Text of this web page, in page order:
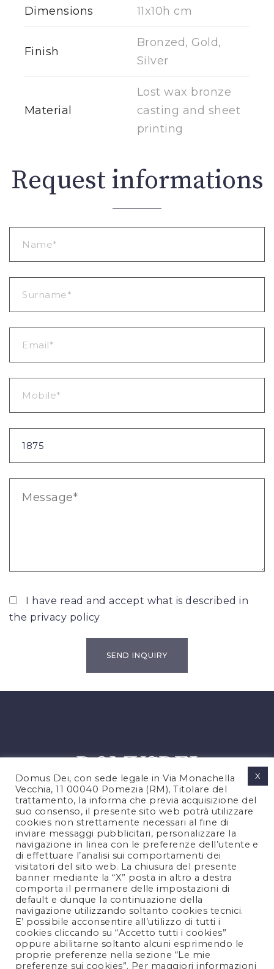
Dimensions 11x10h cm
Finish
Bronzed, Gold,
Silver
Material
Lost wax bronze
casting and sheet
printing
Request informations
I have read and accept what is described in
the privacy policy
PRIVACY POLICY
COOKIES POLICY
LEGAL NOTES
CONTACTS
FOLLOW US
Domus Dei, con sede legale in Via Monachella
Vecchia, 11 00040 Pomezia (RM), Titolare del
trattamento, la informa che previa acquisizione del
suo consenso, il presente sito web potrà utilizzare
cookies non strettamente necessari al fine di
inviare messaggi pubblicitari, personalizzare la
navigazione in linea con le preferenze dell’utente e
di effettuare l’analisi sui comportamenti dei
visitatori del sito web. La chiusura del presente
banner mediante la “X” posta in altro a destra
comporta il permanere delle impostazioni di
default e dunque la continuazione della
navigazione utilizzando soltanto cookies tecnici.
E’ possibile acconsentire all’utilizzo di tutti i
cookies cliccando su “Accetto tutti i cookies”
oppure abilitarne soltanto alcuni esprimendo le
proprie preferenze nella sezione “Le mie
preferenze sui cookies”. Per maggiori informazioni
X